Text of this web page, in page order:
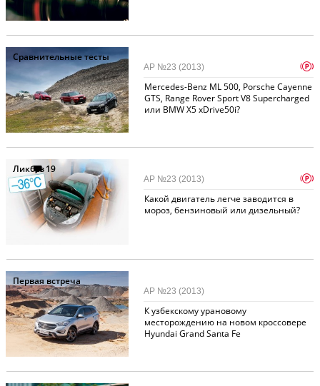
Сравнительные тесты
Mercedes-Benz ML 500, Porsche Cayenne
GTS, Range Rover Sport V8 Supercharged
или BMW X5 xDrive50i?
АР №23 (2013) p
Ликбез19
Какой двигатель легче заводится в
мороз, бензиновый или дизельный?
АР №23 (2013) p
Первая встреча
К узбекскому урановому
месторождению на новом кроссовере
Hyundai Grand Santa Fe
АР №23 (2013)